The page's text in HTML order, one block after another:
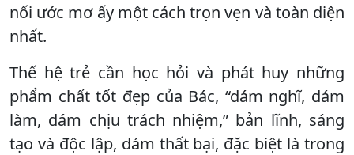
nối ước mơ ấy một cách trọn vẹn và toàn diện
nhất.
Thế hệ trẻ cần học hỏi và phát huy những
phẩm chất tốt đẹp của Bác, “dám nghĩ, dám
làm, dám chịu trách nhiệm,” bản lĩnh, sáng
tạo và độc lập, dám thất bại, đặc biệt là trong